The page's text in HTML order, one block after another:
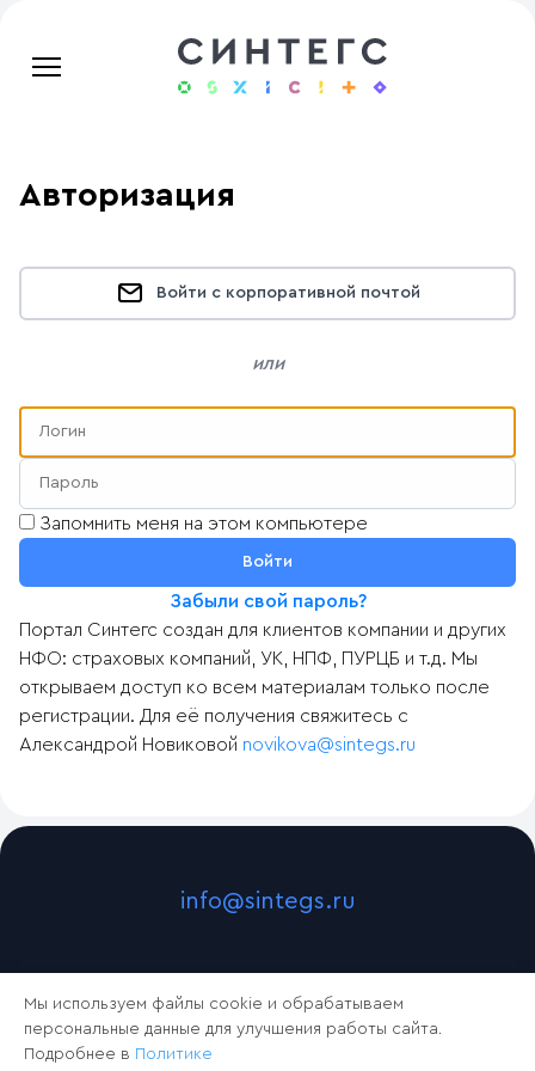
Авторизация
Войти с корпоративной почтой
или
Запомнить меня на этом компьютере
Забыли свой пароль?
Портал Синтегс создан для клиентов компании и других
НФО: страховых компаний, УК, НПФ, ПУРЦБ и т.д. Мы
открываем доступ ко всем материалам только после
регистрации. Для её получения свяжитесь с
Александрой Новиковой novikova@sintegs.ru
info@sintegs.ru
Мы используем файлы cookie и обрабатываем
персональные данные для улучшения работы сайта.
Подробнее в Политике